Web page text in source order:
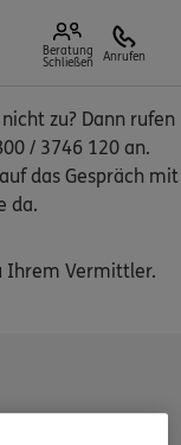
Beratung
Schließen
Anrufen
zu? Dann rufen
/ 3746 120 an.
das Gespräch mit
da.
Ihrem Vermittler.